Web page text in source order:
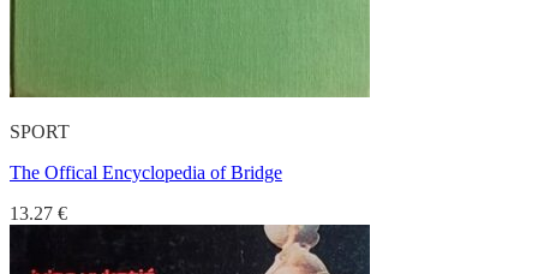
SPORT
The Offical Encyclopedia of Bridge
13.27 €